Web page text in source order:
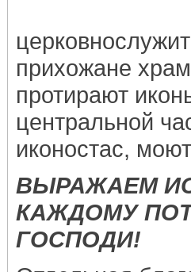
прихожане
протирают
центральной
иконостас,
ВЫРАЖАЕМ
КАЖДОМУ
ГОСПОДИ!